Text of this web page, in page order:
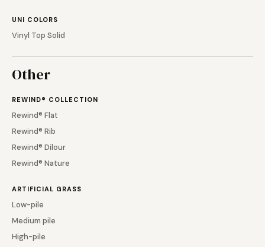
UNI COLORS
Vinyl Top Solid
Other
REWIND® COLLECTION
Rewind® Flat
Rewind® Rib
Rewind® Dilour
Rewind® Nature
ARTIFICIAL GRASS
Low-pile
Medium pile
High-pile